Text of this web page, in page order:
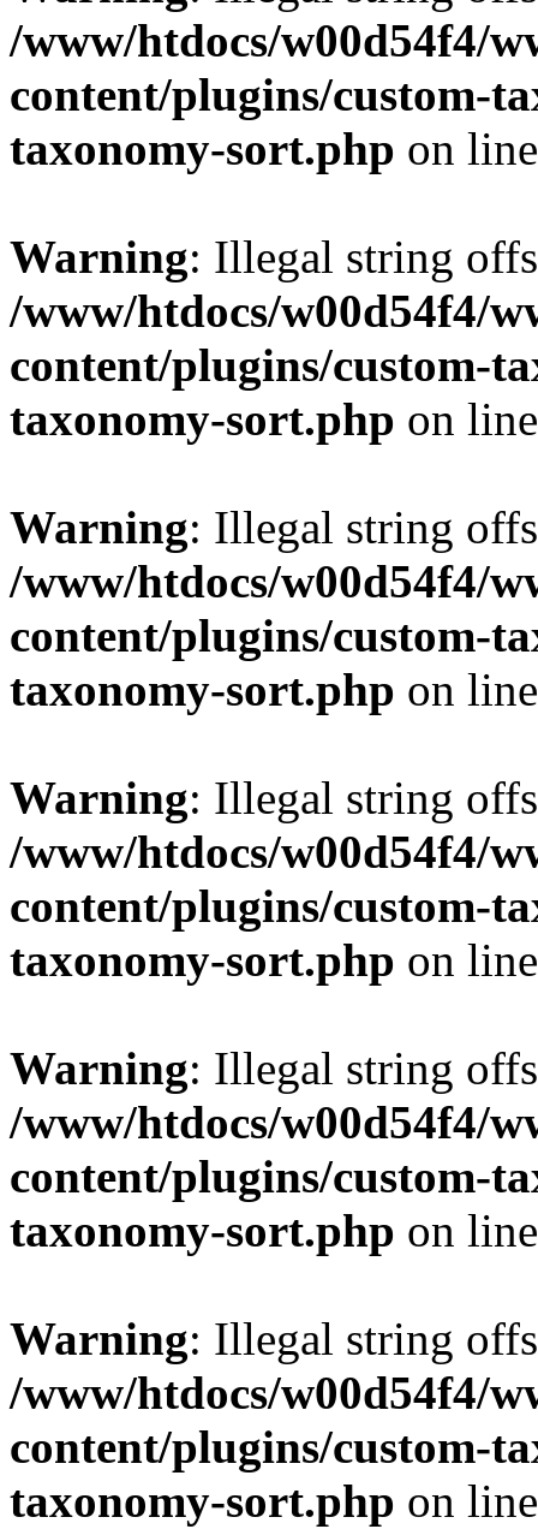
/www/htdocs/w00d54f4/
content/plugins/custom-
taxonomy-sort.php on
Warning: Illegal string
/www/htdocs/w00d54f4/
content/plugins/custom-
taxonomy-sort.php on
Warning: Illegal string
/www/htdocs/w00d54f4/
content/plugins/custom-
taxonomy-sort.php on
Warning: Illegal string
/www/htdocs/w00d54f4/
content/plugins/custom-
taxonomy-sort.php on
Warning: Illegal string
/www/htdocs/w00d54f4/
content/plugins/custom-
taxonomy-sort.php on
Warning: Illegal string
/www/htdocs/w00d54f4/
content/plugins/custom-
taxonomy-sort.php on